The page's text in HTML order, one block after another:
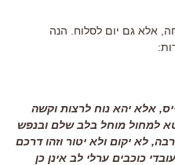
אלא גם יום לסלוח. הנה
אלא יהא נוח לרצות וקשה
למחול מוחל בלב שלם ובנפש
לא יקום ולא יטור וזהו דרכם
כוכבים ערלי לב אינן כן